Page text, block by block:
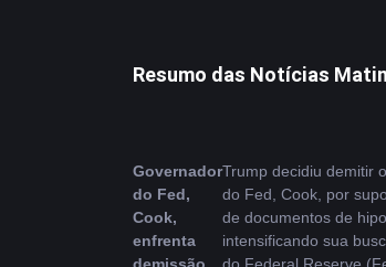
Resumo das Notícias
Governador
do Fed,
Cook,
enfrenta
Trump decidiu demitir
do Fed, Cook, por
de documentos de
intensificando sua